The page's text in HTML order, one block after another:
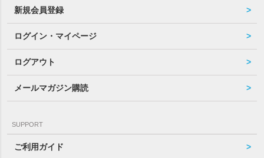
新規会員登録
ログイン・マイページ
ログアウト
メールマガジン購読
SUPPORT
ご利用ガイド